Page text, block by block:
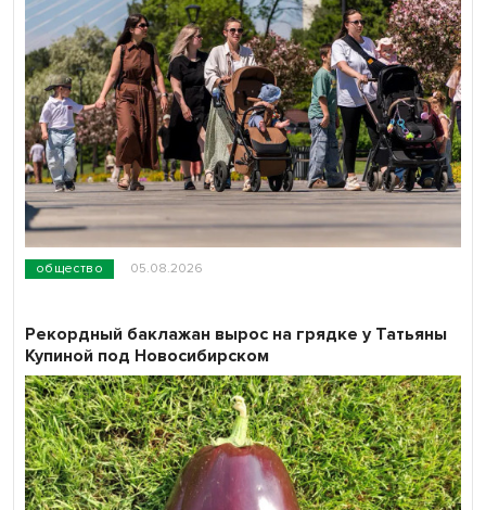
общество 05.08.2026
Рекордный баклажан вырос на грядке у Татьяны
Купиной под Новосибирском